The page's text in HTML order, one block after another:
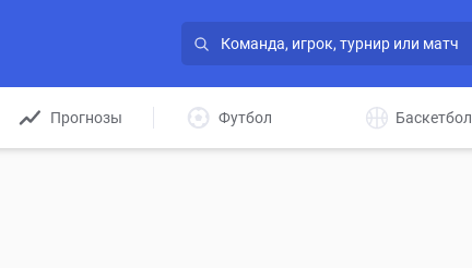
Прогнозы Футбол Баскетбол